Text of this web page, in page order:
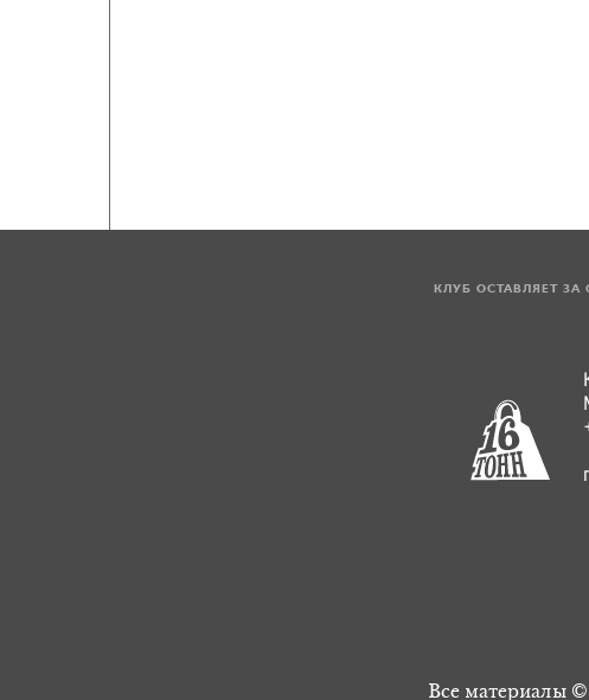
КЛУБ ОСТАВЛЯЕТ
Все материалы ©